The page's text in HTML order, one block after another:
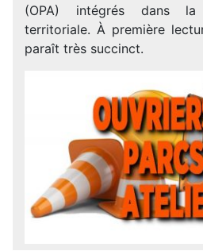
(OPA) intégrés dans
territoriale. À première
paraît très succinct.